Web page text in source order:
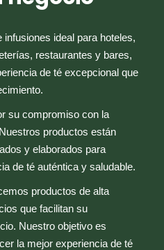
ideal para hoteles,
restaurantes y bares,
de té excepcional que
su compromiso con la
productos están
y elaborados para
de té auténtica y saludable.
productos de alta
que facilitan su
Nuestro objetivo es
la mejor experiencia de té